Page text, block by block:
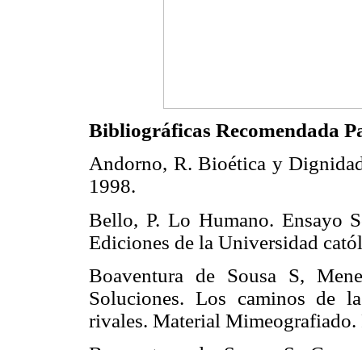
Bibliográficas Recomendada
Andorno, R. Bioética y
1998.
Bello, P. Lo Humano. Ensayo
Ediciones de la Universidad
Boaventura de Sousa S,
Soluciones. Los caminos de
rivales. Material